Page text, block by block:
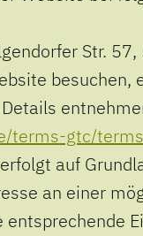
Str.
terms-gtc/
auf
an einer
entsprechende